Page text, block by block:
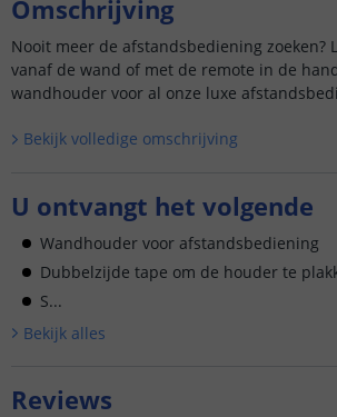
Omschrijving
Nooit meer de afstandsbediening zoeken?
vanaf de wand of met de remote in de
wandhouder voor al onze luxe
Bekijk volledige omschrijving
U ontvangt het volgende
Wandhouder voor afstandsbediening
Dubbelzijde tape om de houder te
S...
Bekijk alles
Reviews